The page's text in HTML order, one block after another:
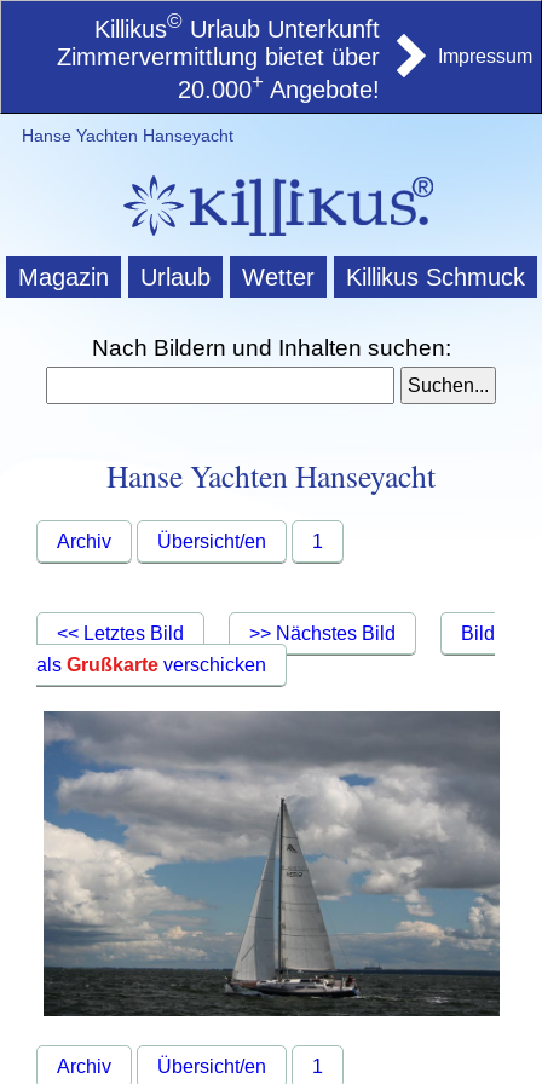
Killikus© Urlaub Unterkunft
Zimmervermittlung bietet über
20.000+ Angebote!
Impressum
Hanse Yachten Hanseyacht
Magazin Urlaub Wetter Killikus Schmuck
Nach Bildern und Inhalten suchen:
Hanse Yachten Hanseyacht
Archiv Übersicht/en 1
<< Letztes Bild >> Nächstes Bild
Bild
alsGrußkarte verschicken
Archiv Übersicht/en 1